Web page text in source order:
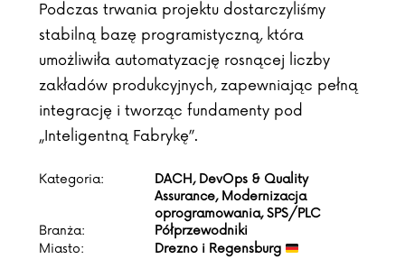
Podczas trwania projektu dostarczyliśmy
stabilną bazę programistyczną, która
umożliwiła automatyzację rosnącej liczby
zakładów produkcyjnych, zapewniając pełną
integrację i tworząc fundamenty pod
„Inteligentną Fabrykę”.
Kategoria:
DACH, DevOps & Quality
Assurance, Modernizacja
oprogramowania, SPS/PLC
Branża:
Półprzewodniki
Miasto:
Drezno i Regensburg